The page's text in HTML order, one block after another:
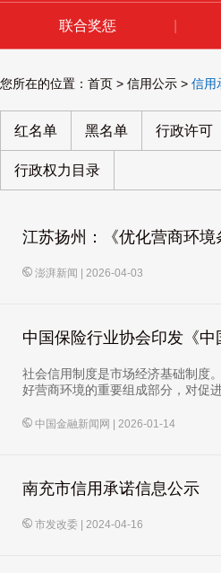
联合奖惩
您所在的位置： 首页 > 信用公示 > 信用
红名单 黑名单 行政许可
行政权力目录
江苏扬州：《优化营商环
澎湃新闻 2026-04-03
中国保险行业协会印发《
社会信用制度是市场经济基础制度
好营商环境的重要组成部分，对促
中国金融新闻网 2026-01-14
南充市信用承诺信息公示
市发改委 2024-04-16